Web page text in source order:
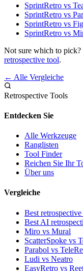
SprintRetro vs
SprintRetro vs
SprintRetro vs
SprintRetro vs
Not sure which to pick?
retrospective tool.
← Alle Vergleiche
Retrospective Tools
Entdecken Sie
Alle Werkzeuge
Ranglisten
Tool Finder
Reichen Sie Ihr
Über uns
Vergleiche
Best
Best AI
Miro vs Mural
ScatterSpoke vs
Parabol vs
Ludi vs Neatro
EasyRetro vs